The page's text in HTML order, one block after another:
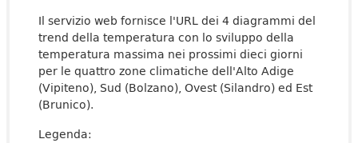
Il servizio web fornisce l'URL dei 4 diagrammi del
trend della temperatura con lo sviluppo della
temperatura massima nei prossimi dieci giorni
per le quattro zone climatiche dell'Alto Adige
(Vipiteno), Sud (Bolzano), Ovest (Silandro) ed Est
(Brunico).
Legenda: